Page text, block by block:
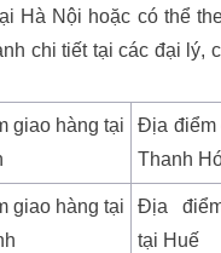
Hà Nội hoặc có thể
chi tiết tại các đại lý,
giao hàng tại
Địa điểm
Thanh
giao hàng tại
Địa
tại Huế